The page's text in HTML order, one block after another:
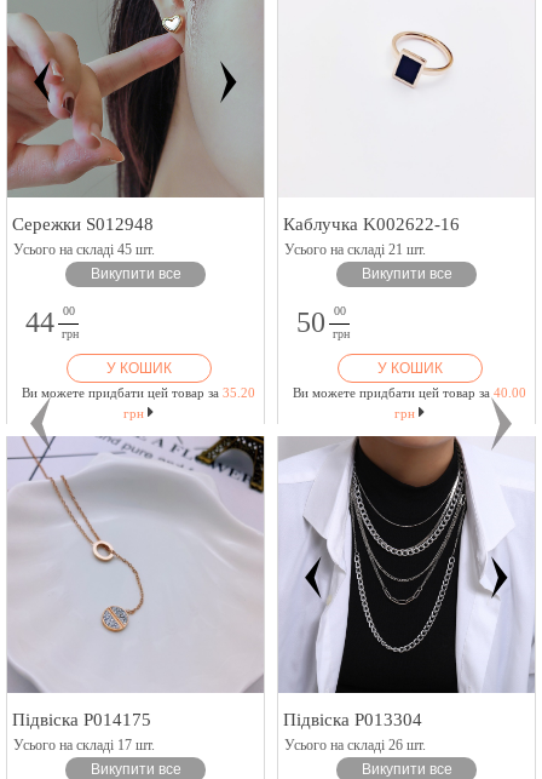
Сережки S012948
Усього на складі 45 шт.
Викупити все
44
00
грн
У КОШИК
Ви можете придбати цей товар за 35.20
грн
Каблучка K002622-16
Усього на складі 21 шт.
Викупити все
50
00
грн
У КОШИК
Ви можете придбати цей товар за 40.00
грн
Підвіска P014175
Усього на складі 17 шт.
Викупити все
Підвіска P013304
Усього на складі 26 шт.
Викупити все